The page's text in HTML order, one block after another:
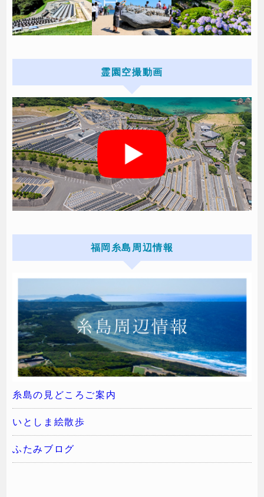
霊園空撮動画
福岡糸島周辺情報
糸島の見どころご案内
いとしま絵散歩
ふたみブログ